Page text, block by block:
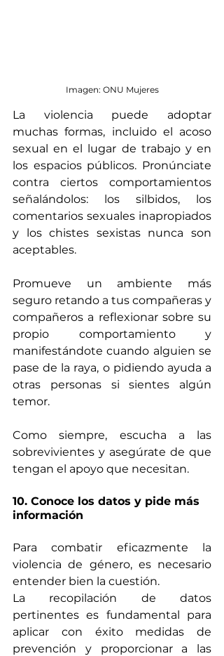
Imagen: ONU Mujeres
La violencia puede adoptar
muchas formas, incluido el acoso
sexual en el lugar de trabajo y en
los espacios públicos. Pronúnciate
contra ciertos comportamientos
señalándolos: los silbidos, los
comentarios sexuales inapropiados
y los chistes sexistas nunca son
aceptables.
Promueve un ambiente más
seguro retando a tus compañeras y
compañeros a reflexionar sobre su
propio comportamiento y
manifestándote cuando alguien se
pase de la raya, o pidiendo ayuda a
otras personas si sientes algún
temor.
Como siempre, escucha a las
sobrevivientes y asegúrate de que
tengan el apoyo que necesitan.
10. Conoce los datos y pide más
información
Para combatir eficazmente la
violencia de género, es necesario
entender bien la cuestión.
La recopilación de datos
pertinentes es fundamental para
aplicar con éxito medidas de
prevención y proporcionar a las